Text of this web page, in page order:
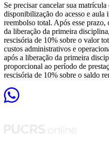
Se precisar cancelar sua
disponibilização do acesso e aula
reembolso total. Após esse prazo,
da liberação da primeira
rescisória de 10% sobre o valor
custos administrativos e
após a liberação da primeira
proporcional ao período de
rescisória de 10% sobre o saldo